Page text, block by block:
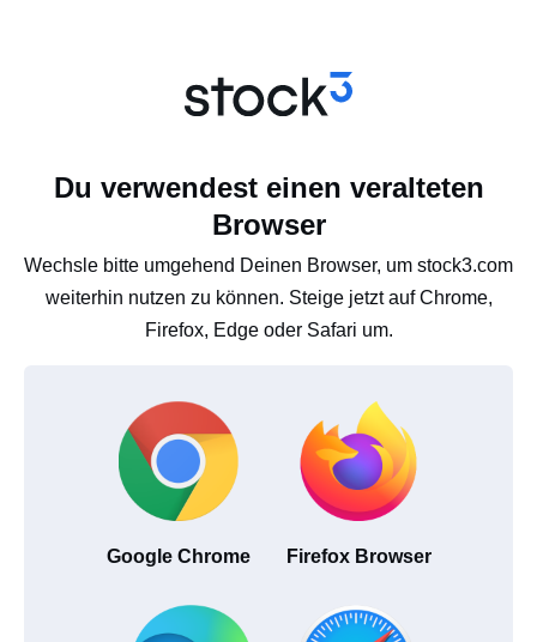
Du verwendest einen veralteten
Browser
Wechsle bitte umgehend Deinen Browser, um stock3.com
weiterhin nutzen zu können. Steige jetzt auf Chrome,
Firefox, Edge oder Safari um.
Google Chrome Firefox Browser